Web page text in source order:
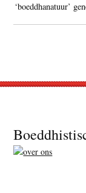
‘boeddhanatuur’
Footer